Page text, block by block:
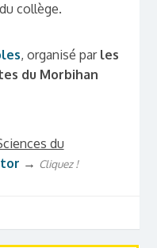
collège.
, organisé parles
du Morbihan
du
→ Cliquez !